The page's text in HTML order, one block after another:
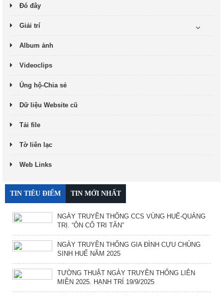
Đó đây
Giải trí
Album ảnh
Videoclips
Ủng hộ-Chia sẻ
Dữ liệu Website cũ
Tải file
Tờ liên lạc
Web Links
TIN TIÊU ĐIỂM TIN MỚI NHẤT
NGÀY TRUYỀN THỐNG CCS VÙNG HUẾ-QUẢNG
TRỊ. “ÔN CỐ TRI TÂN”
NGÀY TRUYỀN THỐNG GIA ĐÌNH CỰU CHỦNG
SINH HUẾ NĂM 2025
TƯỜNG THUẬT NGÀY TRUYỀN THỐNG LIÊN
MIỀN 2025. HẠNH TRÍ 19/9/2025